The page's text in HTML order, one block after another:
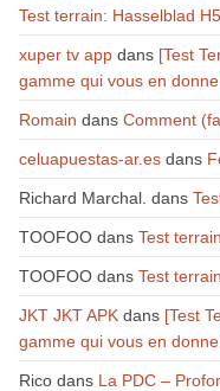
Test terrain: Hasselblad
xuper tv appdans [Test
gamme qui vous en
Romain dans Comment
celuapuestas-ar.esdans
Richard Marchal. dans
TOOFOOdans Test
TOOFOOdans Test
JKT JKT APKdans [Test
gamme qui vous en
Ricodans La PDC –